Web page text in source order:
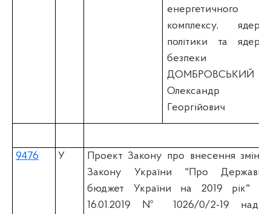
енергетичного
комплексу,
політики та
безпеки
ДОМБРОВСЬКИЙ
Олександр
Георгійович
9476 У
Проект Закону про внесення змін
Закону України "Про
бюджет України на 2019 рік"
16.01.2019 № 1026/0/2-19